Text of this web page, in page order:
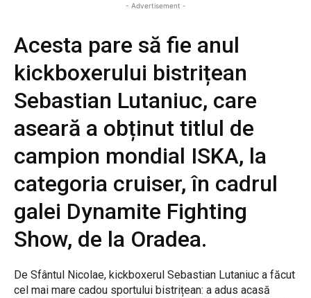
- Advertisement -
Acesta pare să fie anul
kickboxerului bistrițean
Sebastian Lutaniuc, care
aseară a obținut titlul de
campion mondial ISKA, la
categoria cruiser, în cadrul
galei Dynamite Fighting
Show, de la Oradea.
De Sfântul Nicolae, kickboxerul Sebastian Lutaniuc a făcut
cel mai mare cadou sportului bistrițean: a adus acasă